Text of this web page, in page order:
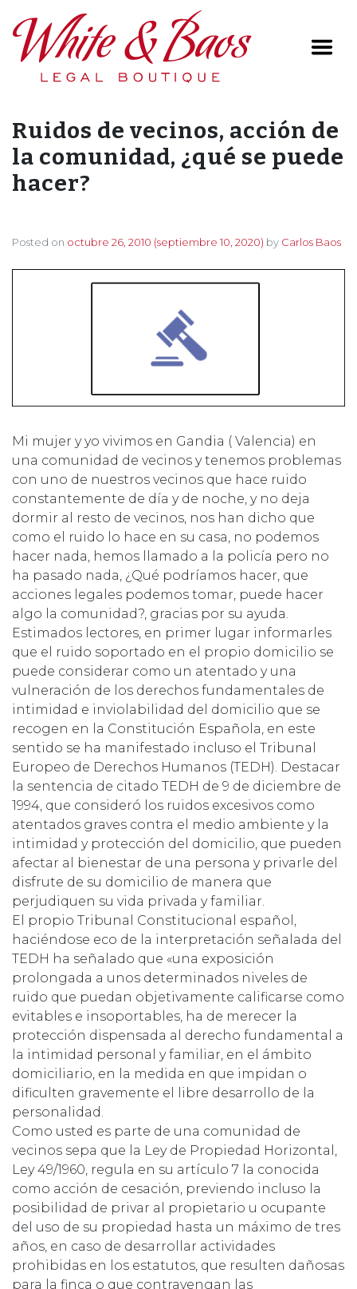
Main Navigation
Ruidos de vecinos, acción de
la comunidad, ¿qué se puede
hacer?
Posted on octubre 26, 2010 (septiembre 10, 2020) by Carlos Baos
Mi mujer y yo vivimos en Gandia ( Valencia) en
una comunidad de vecinos y tenemos problemas
con uno de nuestros vecinos que hace ruido
constantemente de día y de noche, y no deja
dormir al resto de vecinos, nos han dicho que
como el ruido lo hace en su casa, no podemos
hacer nada, hemos llamado a la policía pero no
ha pasado nada, ¿Qué podríamos hacer, que
acciones legales podemos tomar, puede hacer
algo la comunidad?, gracias por su ayuda.
Estimados lectores, en primer lugar informarles
que el ruido soportado en el propio domicilio se
puede considerar como un atentado y una
vulneración de los derechos fundamentales de
intimidad e inviolabilidad del domicilio que se
recogen en la Constitución Española, en este
sentido se ha manifestado incluso el Tribunal
Europeo de Derechos Humanos (TEDH). Destacar
la sentencia de citado TEDH de 9 de diciembre de
1994, que consideró los ruidos excesivos como
atentados graves contra el medio ambiente y la
intimidad y protección del domicilio, que pueden
afectar al bienestar de una persona y privarle del
disfrute de su domicilio de manera que
perjudiquen su vida privada y familiar.
El propio Tribunal Constitucional español,
haciéndose eco de la interpretación señalada del
TEDH ha señalado que «una exposición
prolongada a unos determinados niveles de
ruido que puedan objetivamente calificarse como
evitables e insoportables, ha de merecer la
protección dispensada al derecho fundamental a
la intimidad personal y familiar, en el ámbito
domiciliario, en la medida en que impidan o
dificulten gravemente el libre desarrollo de la
personalidad.
Como usted es parte de una comunidad de
vecinos sepa que la Ley de Propiedad Horizontal,
Ley 49/1960, regula en su artículo 7 la conocida
como acción de cesación, previendo incluso la
posibilidad de privar al propietario u ocupante
del uso de su propiedad hasta un máximo de tres
años, en caso de desarrollar actividades
prohibidas en los estatutos, que resulten dañosas
para la finca o que contravengan las